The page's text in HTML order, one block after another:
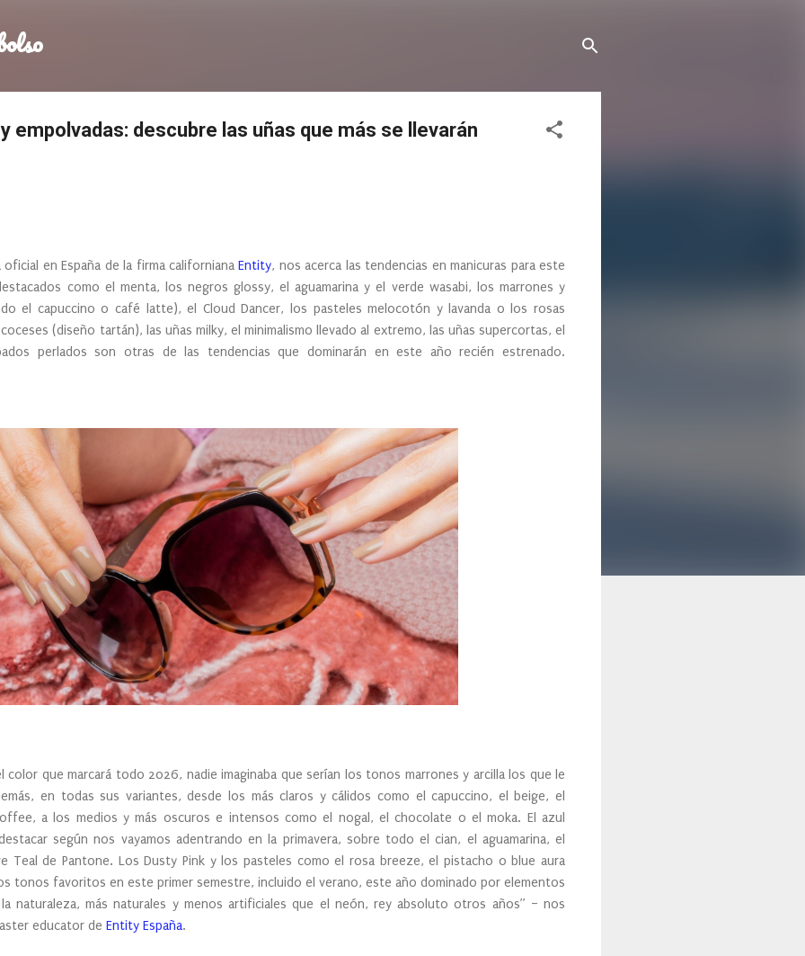
empolvadas: descubre las uñas que más se llevarán
oficial en España de la firma californianaEntity, nos acerca las tendencias en manicuras para este
como el menta, los negros glossy, el aguamarina y el verde wasabi, los marrones y
el capuccino o café latte), el Cloud Dancer, los pasteles melocotón y lavanda o los rosas
(diseño tartán), las uñas milky, el minimalismo llevado al extremo, las uñas supercortas, el
perlados son otras de las tendencias que dominarán en este año recién estrenado.
color que marcará todo 2026, nadie imaginaba que serían los tonos marrones y arcilla los que le
en todas sus variantes, desde los más claros y cálidos como el capuccino, el beige, el
a los medios y más oscuros e intensos como el nogal, el chocolate o el moka. El azul
según nos vayamos adentrando en la primavera, sobre todo el cian, el aguamarina, el
Teal de Pantone. Los Dusty Pink y los pasteles como el rosa breeze, el pistacho o blue aura
tonos favoritos en este primer semestre, incluido el verano, este año dominado por elementos
naturaleza, más naturales y menos artificiales que el neón, rey absoluto otros años” – nos
educator de Entity España.